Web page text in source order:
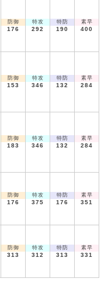
防御
176
特攻
292
特防
190
素早
400
防御
153
特攻
346
特防
132
素早
284
防御
183
特攻
346
特防
132
素早
284
防御
176
特攻
375
特防
176
素早
351
防御
313
特攻
312
特防
313
素早
331